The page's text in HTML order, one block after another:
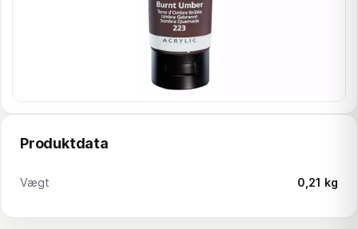
Produktdata
Vægt 0,21 kg